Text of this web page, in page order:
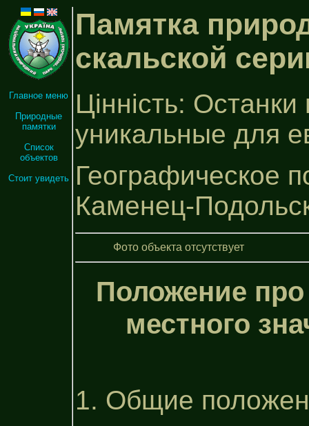
Главное меню
Природные
памятки
Список
объектов
Стоит увидеть
Памятка
скальской
Цінність:
уникальные для
Географическое
Каменец-
Фото объекта отсутствует
Положение
местного
1. Общие